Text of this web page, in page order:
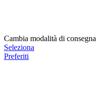
Cambia modalità di consegna
Seleziona
Preferiti